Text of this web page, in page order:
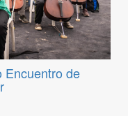
Encuentro de